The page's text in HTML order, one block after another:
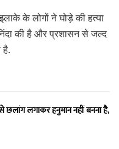
के लोगों ने घोड़े की हत्या
की है और प्रशासन से जल्द
है.
लगाकर हनुमान नहीं बनना है,